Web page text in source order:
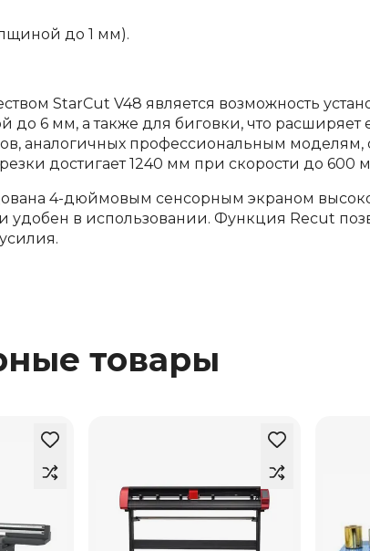
до 1 мм).
StarCut V48 является возможность
до 6 мм, а также для биговки, что
аналогичных профессиональным моделям,
достигает 1240 мм при скорости до 600
4-дюймовым сенсорным экраном
удобен в использовании. Функция Recut
товары